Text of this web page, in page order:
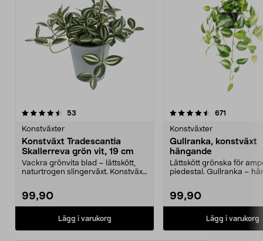
53
Konstväxter
Konstväxt Tradescantia
Skallerreva grön vit, 19 cm
Vackra grönvita blad – lättskött,
naturtrogen slingerväxt. Konstväxt
99,90
Lägg i varukorg
4.5av 5 stjärnor 671
Konstväxter
Gullranka, konstväxt
hängande
Lättskött grönska för
piedestal. Gullranka –
99,90
Lägg i varukorg